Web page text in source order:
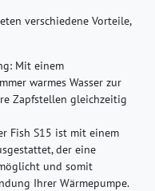
verschiedene Vorteile,
: Mit einem
warmes Wasser zur
Zapfstellen gleichzeitig
Fish S15 ist mit einem
der eine
und somit
Ihrer Wärmepumpe.